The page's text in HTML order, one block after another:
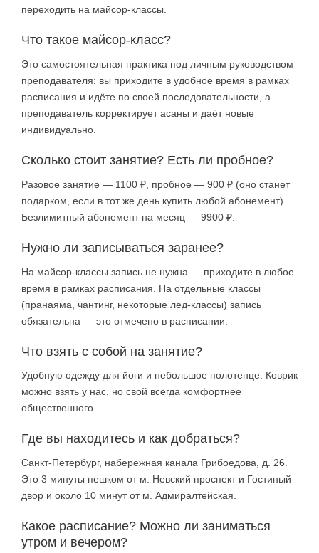
переходить на майсор-классы.
Что такое майсор-класс?
Это самостоятельная практика под личным руководством
преподавателя: вы приходите в удобное время в рамках
расписания и идёте по своей последовательности, а
преподаватель корректирует асаны и даёт новые
индивидуально.
Сколько стоит занятие? Есть ли пробное?
Разовое занятие — 1100 ₽, пробное — 900 ₽ (оно станет
подарком, если в тот же день купить любой абонемент).
Безлимитный абонемент на месяц — 9900 ₽.
Нужно ли записываться заранее?
На майсор-классы запись не нужна — приходите в любое
время в рамках расписания. На отдельные классы
(пранаяма, чантинг, некоторые лед-классы) запись
обязательна — это отмечено в расписании.
Что взять с собой на занятие?
Удобную одежду для йоги и небольшое полотенце. Коврик
можно взять у нас, но свой всегда комфортнее
общественного.
Где вы находитесь и как добраться?
Санкт-Петербург, набережная канала Грибоедова, д. 26.
Это 3 минуты пешком от м. Невский проспект и Гостиный
двор и около 10 минут от м. Адмиралтейская.
Какое расписание? Можно ли заниматься
утром и вечером?